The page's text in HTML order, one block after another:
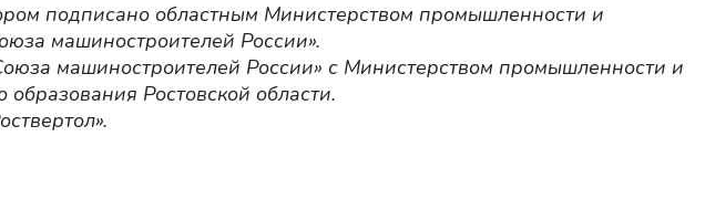
подписано областным Министерством промышленности и
машиностроителей России».
машиностроителей России» с Министерством промышленности и
Ростовской области.